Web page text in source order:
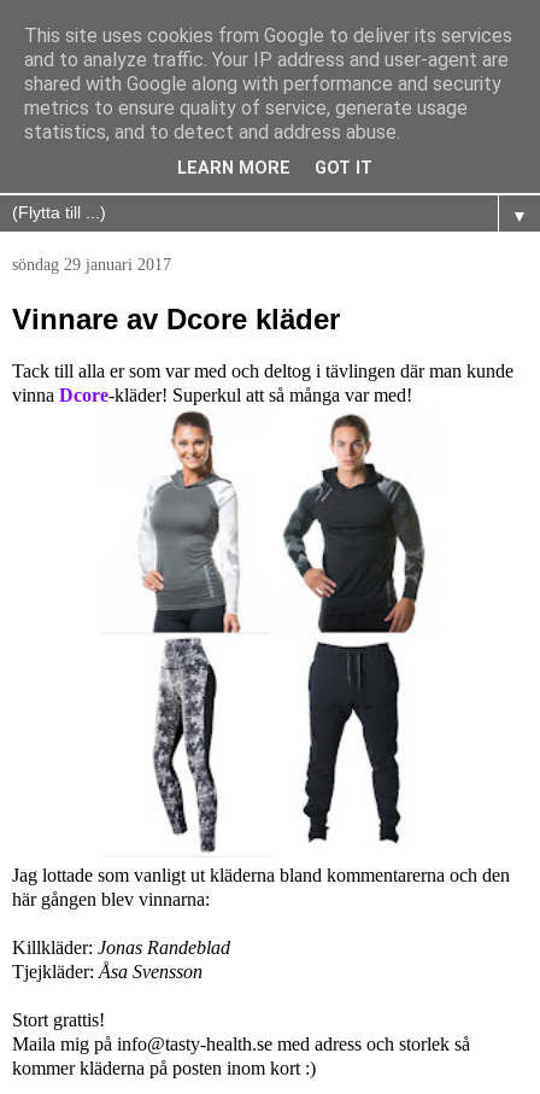
▼
söndag 29 januari 2017
Vinnare av Dcore kläder
Tack till alla er som var med och deltog i tävlingen där man kunde
vinna Dcore-kläder! Superkul att så många var med!
Jag lottade som vanligt ut kläderna bland kommentarerna och den
här gången blev vinnarna:
Killkläder: Jonas Randeblad
Tjejkläder: Åsa Svensson
Stort grattis!
Maila mig på info@tasty-health.se med adress och storlek så
kommer kläderna på posten inom kort :)
This site uses cookies from Google to deliver its services
and to analyze traffic. Your IP address and user-agent are
shared with Google along with performance and security
metrics to ensure quality of service, generate usage
statistics, and to detect and address abuse.
LEARN MORE GOT IT